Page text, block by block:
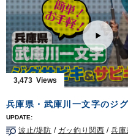
状況に応じてDraw4のカラー
分け、ヒットを量産!
■使用アイテム
・からまんオモリグリーダー
・Draw4 2.5号/3号
ルアーパラダイス九州TV
週土曜日 朝5時30分～6時放
OWNERMOVIEhttp://
http://www.owner.co.jp
ルアーパラダイス九州オンラ
http://
3,473
波止/堤防 / ガッ釣り関西 /兵庫